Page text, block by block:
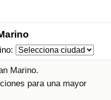
Marino.
para una mayor